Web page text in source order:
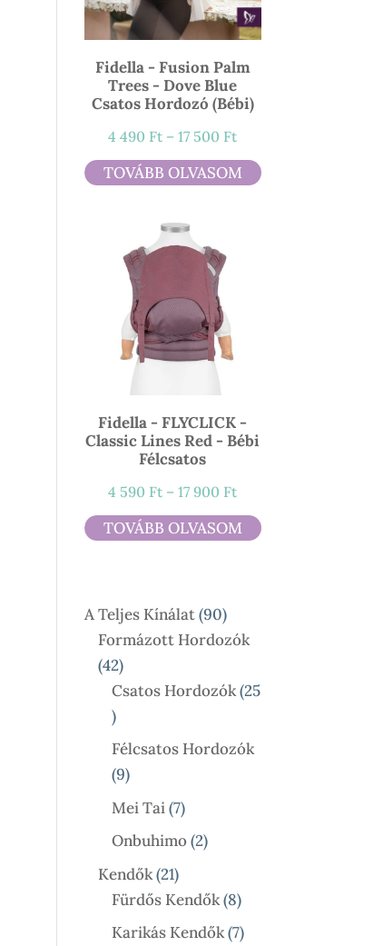
Fidella - Fusion Palm
Trees - Dove Blue
Csatos Hordozó (bébi)
4 490 Ft – 17 500 FtÁrtartomány:
4
490 Ft
TOVÁBB OLVASOM
Fidella - FLYCLICK -
Classic Lines Red - Bébi
Félcsatos
4 590 Ft – 17 900 FtÁrtartomány:
4
590 Ft
TOVÁBB OLVASOM
A Teljes Kínálat 9090
Termék
Formázott Hordozók
4242
Termék
Csatos Hordozók 25
25
Termék
Félcsatos Hordozók
99
Termék
Mei Tai 77
Termék
Onbuhimo 22
Kendők 2121
Termék
Fürdős Kendők 88
Termék
Karikás Kendők 77